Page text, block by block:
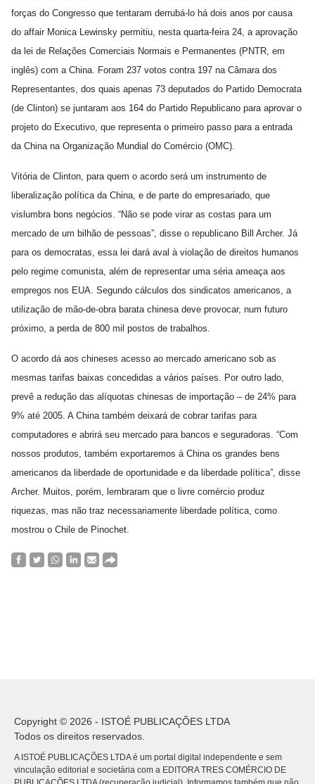
forças do Congresso que tentaram derrubá-lo há dois anos por causa
do affair Monica Lewinsky permitiu, nesta quarta-feira 24, a aprovação
da lei de Relações Comerciais Normais e Permanentes (PNTR, em
inglês) com a China. Foram 237 votos contra 197 na Câmara dos
Representantes, dos quais apenas 73 deputados do Partido Democrata
(de Clinton) se juntaram aos 164 do Partido Republicano para aprovar o
projeto do Executivo, que representa o primeiro passo para a entrada
da China na Organização Mundial do Comércio (OMC).
Vitória de Clinton, para quem o acordo será um instrumento de
liberalização política da China, e de parte do empresariado, que
vislumbra bons negócios. “Não se pode virar as costas para um
mercado de um bilhão de pessoas”, disse o republicano Bill Archer. Já
para os democratas, essa lei dará aval à violação de direitos humanos
pelo regime comunista, além de representar uma séria ameaça aos
empregos nos EUA. Segundo cálculos dos sindicatos americanos, a
utilização de mão-de-obra barata chinesa deve provocar, num futuro
próximo, a perda de 800 mil postos de trabalhos.
O acordo dá aos chineses acesso ao mercado americano sob as
mesmas tarifas baixas concedidas a vários países. Por outro lado,
prevê a redução das alíquotas chinesas de importação – de 24% para
9% até 2005. A China também deixará de cobrar tarifas para
computadores e abrirá seu mercado para bancos e seguradoras. “Com
nossos produtos, também exportaremos à China os grandes bens
americanos da liberdade de oportunidade e da liberdade política”, disse
Archer. Muitos, porém, lembraram que o livre comércio produz
riquezas, mas não traz necessariamente liberdade política, como
mostrou o Chile de Pinochet.
Copyright © 2026 - ISTOÉ PUBLICAÇÕES LTDA
Todos os direitos reservados.
A ISTOÉ PUBLICAÇÕES LTDA é um portal digital independente e sem
vinculação editorial e societária com a EDITORA TRES COMÉRCIO DE